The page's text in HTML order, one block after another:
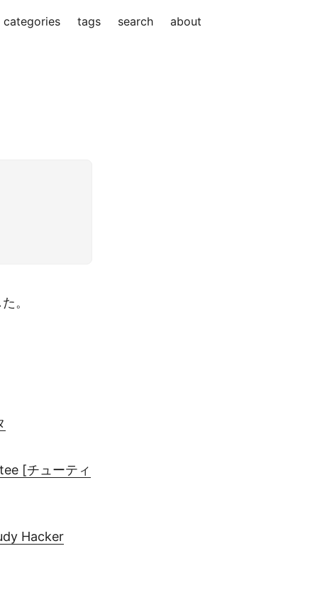
categories tags search about
。
[チューティ
Hacker